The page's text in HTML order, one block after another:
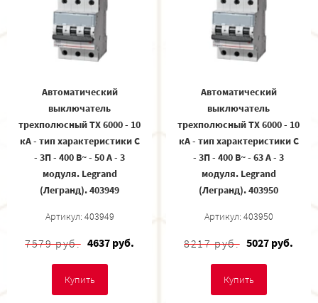
Автоматический
выключатель
трехполюсный TX 6000 - 10
кА - тип характеристики С
- 3П - 400 В~ - 50 А - 3
модуля. Legrand
(Легранд). 403949
Артикул: 403949
7579 руб. 4637 руб.
Купить
Автоматический
выключатель
трехполюсный TX 6000 - 10
кА - тип характеристики С
- 3П - 400 В~ - 63 А - 3
модуля. Legrand
(Легранд). 403950
Артикул: 403950
8217 руб. 5027 руб.
Купить